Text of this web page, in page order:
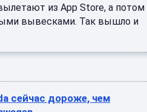
из App Store, а потом
вывесками. Так вышло и
сейчас дороже, чем